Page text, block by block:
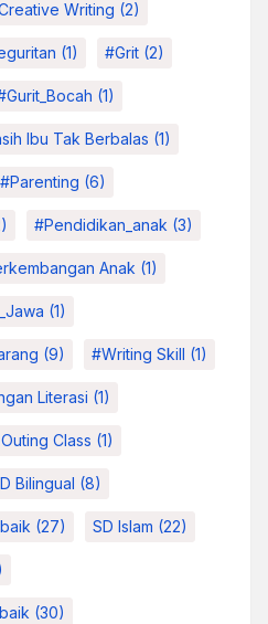
Writing (2)
(1) #grit (2)
(1)
Ibu Tak Berbalas (1)
#parenting (6)
#pendidikan_anak (3)
Anak (1)
(1)
(9) #Writing Skill (1)
Literasi (1)
Outing Class (1)
Bilingual (8)
(27) SD Islam (22)
(30)